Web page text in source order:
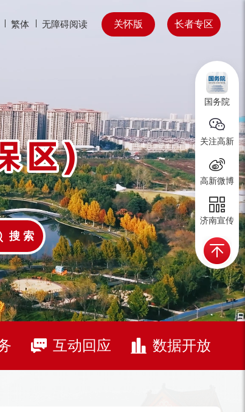
国务院
关注高新
高新微博
济南宣传
繁体 无障碍阅读 关怀版 长者专区
互动回应 数据开放